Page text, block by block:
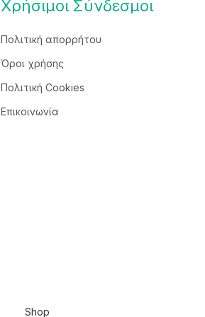
Χρήσιμοι Σύνδεσμοι
Πολιτική απορρήτου
Όροι χρήσης
Πολιτική Cookies
Επικοινωνία
Shop